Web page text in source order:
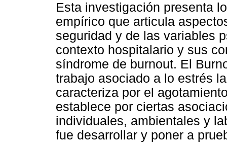
Esta investigación presenta
empírico que articula
seguridad y de las variables
contexto hospitalario y sus
síndrome de burnout. El
trabajo asociado a lo estrés
caracteriza por el
establece por ciertas
individuales, ambientales y
fue desarrollar y poner a